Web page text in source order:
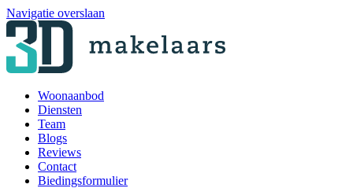
Navigatie overslaan
Woonaanbod
Diensten
Team
Blogs
Reviews
Contact
Biedingsformulier